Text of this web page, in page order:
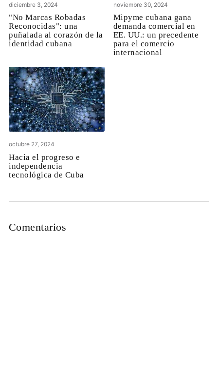
diciembre 3, 2024
"No Marcas Robadas
Reconocidas": una
puñalada al corazón de la
identidad cubana
noviembre 30, 2024
Mipyme cubana gana
demanda comercial en
EE. UU.: un precedente
para el comercio
internacional
octubre 27, 2024
Hacia el progreso e
independencia
tecnológica de Cuba
Comentarios